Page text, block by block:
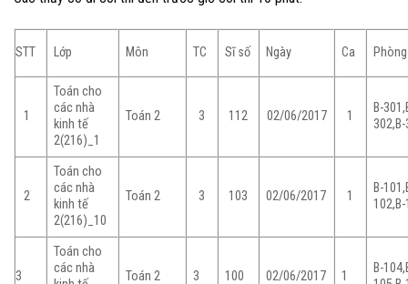
STT Lớp Môn TC Sĩ số Ngày Ca Phòng
1
Toán cho
các nhà
kinh tế
2(216)_1
Toán 2 3 112 02/06/2017 1
B-
2
Toán cho
các nhà
kinh tế
2(216)_10
Toán 2 3 103 02/06/2017 1
B-
3
Toán cho
các nhà
Toán 2 3 100 02/06/2017 1
B-